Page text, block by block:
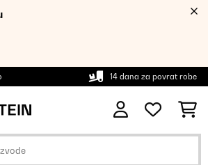
14 dana za povrat robe